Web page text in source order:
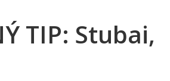
TIP: Stubai,